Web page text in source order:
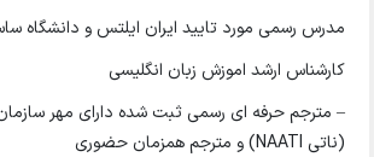
مدرس رسمی مورد تایید ایران ایلتس و دانشگاه
کارشناس ارشد اموزش زبان انگلیسی
– مترجم حرفه ای رسمی ثبت شده دارای مهر سازمان
(ناتی NAATI) و مترجم همزمان حضوری